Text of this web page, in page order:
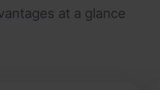
at a glance